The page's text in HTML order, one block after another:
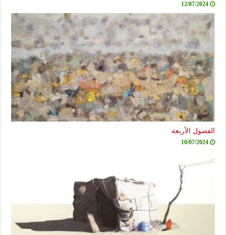
12/07/2024
الفصول الأربعة
10/07/2024